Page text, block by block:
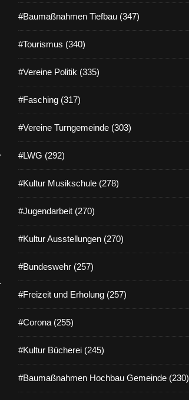
#Baumaßnahmen Tiefbau (347)
#Tourismus (340)
#Vereine Politik (335)
#Fasching (317)
#Vereine Turngemeinde (303)
#LWG (292)
#Kultur Musikschule (278)
#Jugendarbeit (270)
#Kultur Ausstellungen (270)
#Bundeswehr (257)
#Freizeit und Erholung (257)
#Corona (255)
#Kultur Bücherei (245)
#Baumaßnahmen Hochbau Gemeinde (230)